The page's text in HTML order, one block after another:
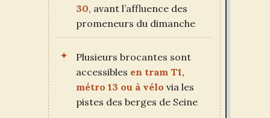
30, avant l’affluence des
promeneurs du dimanche
Plusieurs brocantes sont
accessibles en tram T1,
métro 13 ou à vélo via les
pistes des berges de Seine